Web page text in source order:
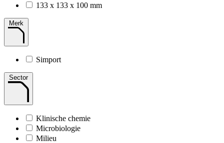
133 x 133 x 100 mm
Merk
Simport
Sector
Klinische chemie
Microbiologie
Milieu